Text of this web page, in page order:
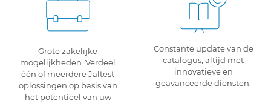
Grote zakelijke
mogelijkheden. Verdeel
één of meerdere Jaltest
oplossingen op basis van
het potentieel van uw
Constante update van de
catalogus, altijd met
innovatieve en
geavanceerde diensten.